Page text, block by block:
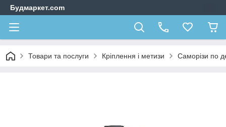
Будмаркет.com
Товари та послуги Кріплення і метизи Саморізи по